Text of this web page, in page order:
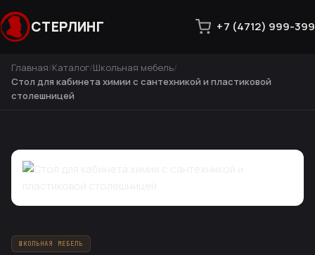
СТЕРЛИНГ +7 (4712) 999-399
Главная Каталог Школьная мебель
Стол для кабинета химии с сантехникой и пластиковой
столешницей
ШКОЛЬНАЯ МЕБЕЛЬ